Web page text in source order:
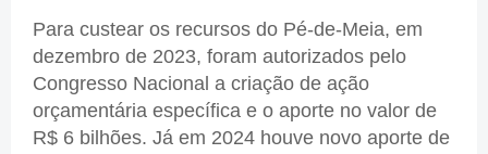
Para custear os recursos do Pé-de-Meia, em
dezembro de 2023, foram autorizados pelo
Congresso Nacional a criação de ação
orçamentária específica e o aporte no valor de
R$ 6 bilhões. Já em 2024 houve novo aporte de